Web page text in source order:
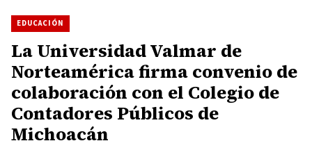
EDUCACIÓN
La Universidad Valmar de
Norteamérica firma convenio de
colaboración con el Colegio de
Contadores Públicos de
Michoacán